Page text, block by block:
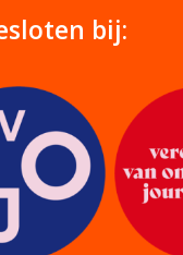
bij: